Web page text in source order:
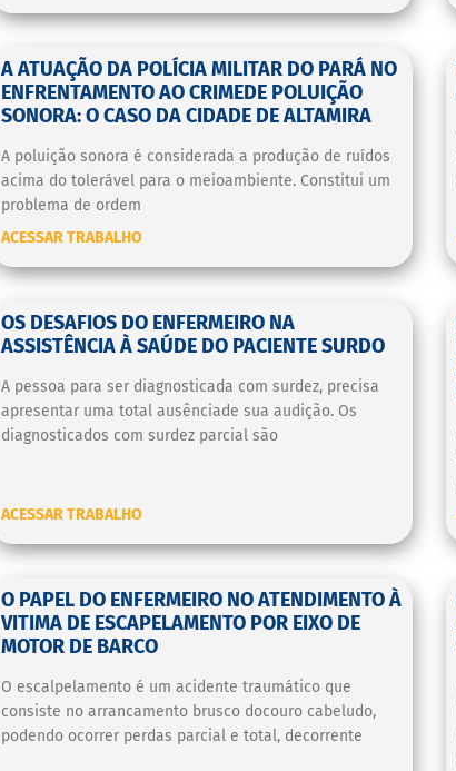
A ATUAÇÃO DA POLÍCIA MILITAR DO PARÁ NO
ENFRENTAMENTO AO CRIMEDE POLUIÇÃO
SONORA: O CASO DA CIDADE DE ALTAMIRA
A poluição sonora é considerada a produção de ruídos
acima do tolerável para o meioambiente. Constitui um
problema de ordem
ACESSAR TRABALHO
OS DESAFIOS DO ENFERMEIRO NA
ASSISTÊNCIA À SAÚDE DO PACIENTE SURDO
A pessoa para ser diagnosticada com surdez, precisa
apresentar uma total ausênciade sua audição. Os
diagnosticados com surdez parcial são
ACESSAR TRABALHO
O PAPEL DO ENFERMEIRO NO ATENDIMENTO À
VITIMA DE ESCAPELAMENTO POR EIXO DE
MOTOR DE BARCO
O escalpelamento é um acidente traumático que
consiste no arrancamento brusco docouro cabeludo,
podendo ocorrer perdas parcial e total, decorrente